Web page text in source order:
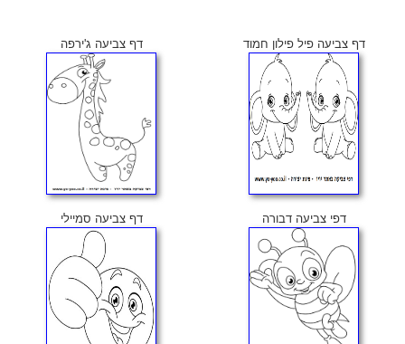
דף צביעה פיל פילון חמוד דף צביעה ג'ירפה
דפי צביעה דבורה דף צביעה סמיילי